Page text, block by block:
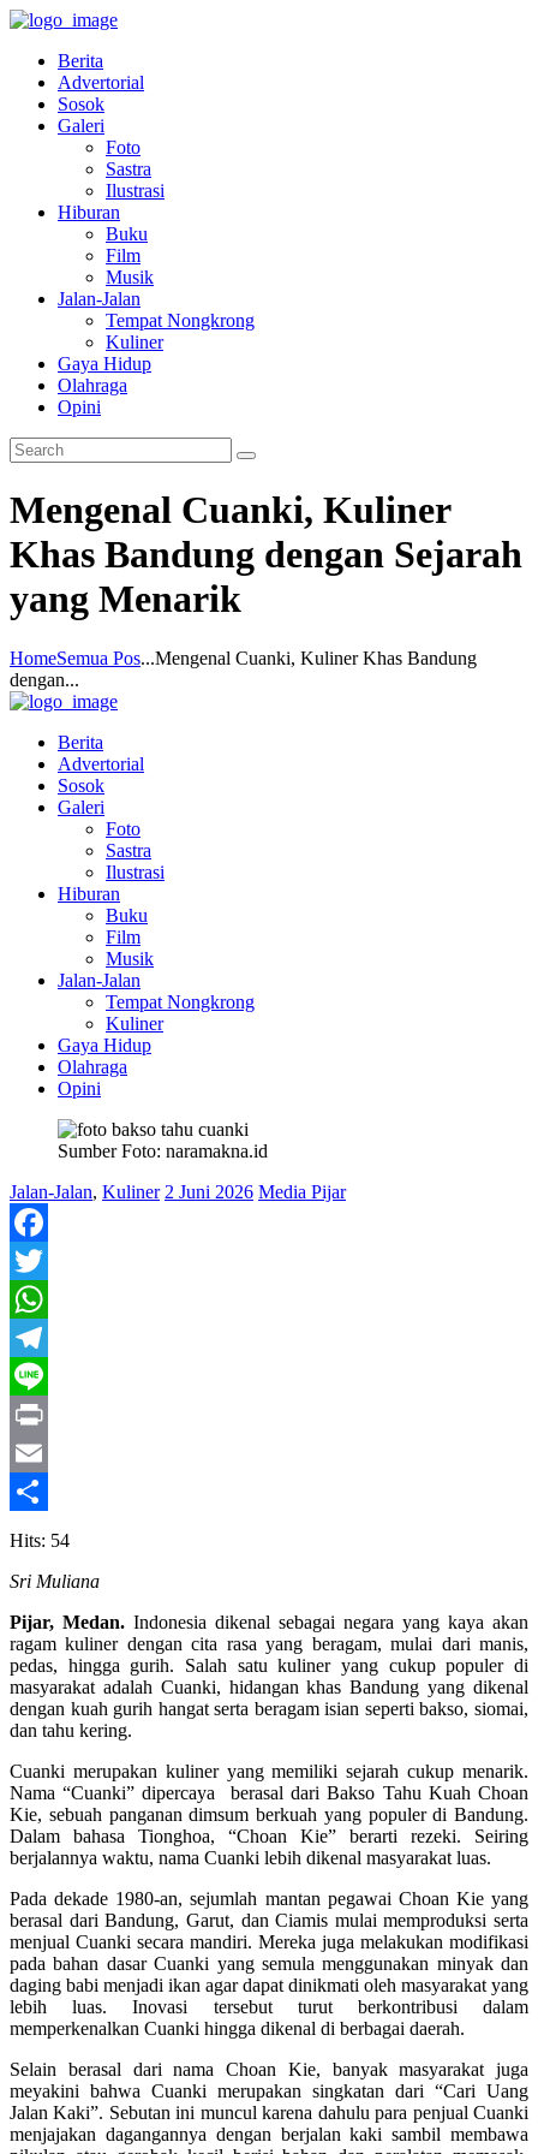
Berita
Advertorial
Sosok
Galeri
Foto
Sastra
Ilustrasi
Hiburan
Buku
Film
Musik
Jalan-Jalan
Tempat Nongkrong
Kuliner
Gaya Hidup
Olahraga
Opini
Mengenal Cuanki, Kuliner
Khas Bandung dengan Sejarah
yang Menarik
HomeSemua Pos...Mengenal Cuanki, Kuliner Khas Bandung
dengan...
Berita
Advertorial
Sosok
Galeri
Foto
Sastra
Ilustrasi
Hiburan
Buku
Film
Musik
Jalan-Jalan
Tempat Nongkrong
Kuliner
Gaya Hidup
Olahraga
Opini
Sumber Foto: naramakna.id
Jalan-Jalan, Kuliner 2 Juni 2026 Media Pijar
Facebook
Twitter
WhatsApp
Telegram
Line
Print
Email
Share
Hits: 54
Sri Muliana
Pijar, Medan. Indonesia dikenal sebagai negara yang kaya akan
ragam kuliner dengan cita rasa yang beragam, mulai dari manis,
pedas, hingga gurih. Salah satu kuliner yang cukup populer di
masyarakat adalah Cuanki, hidangan khas Bandung yang dikenal
dengan kuah gurih hangat serta beragam isian seperti bakso, siomai,
dan tahu kering.
Cuanki merupakan kuliner yang memiliki sejarah cukup menarik.
Nama “Cuanki” dipercaya berasal dari Bakso Tahu Kuah Choan
Kie, sebuah panganan dimsum berkuah yang populer di Bandung.
Dalam bahasa Tionghoa, “Choan Kie” berarti rezeki. Seiring
berjalannya waktu, nama Cuanki lebih dikenal masyarakat luas.
Pada dekade 1980-an, sejumlah mantan pegawai Choan Kie yang
berasal dari Bandung, Garut, dan Ciamis mulai memproduksi serta
menjual Cuanki secara mandiri. Mereka juga melakukan modifikasi
pada bahan dasar Cuanki yang semula menggunakan minyak dan
daging babi menjadi ikan agar dapat dinikmati oleh masyarakat yang
lebih luas. Inovasi tersebut turut berkontribusi dalam
memperkenalkan Cuanki hingga dikenal di berbagai daerah.
Selain berasal dari nama Choan Kie, banyak masyarakat juga
meyakini bahwa Cuanki merupakan singkatan dari “Cari Uang
Jalan Kaki”. Sebutan ini muncul karena dahulu para penjual Cuanki
menjajakan dagangannya dengan berjalan kaki sambil membawa